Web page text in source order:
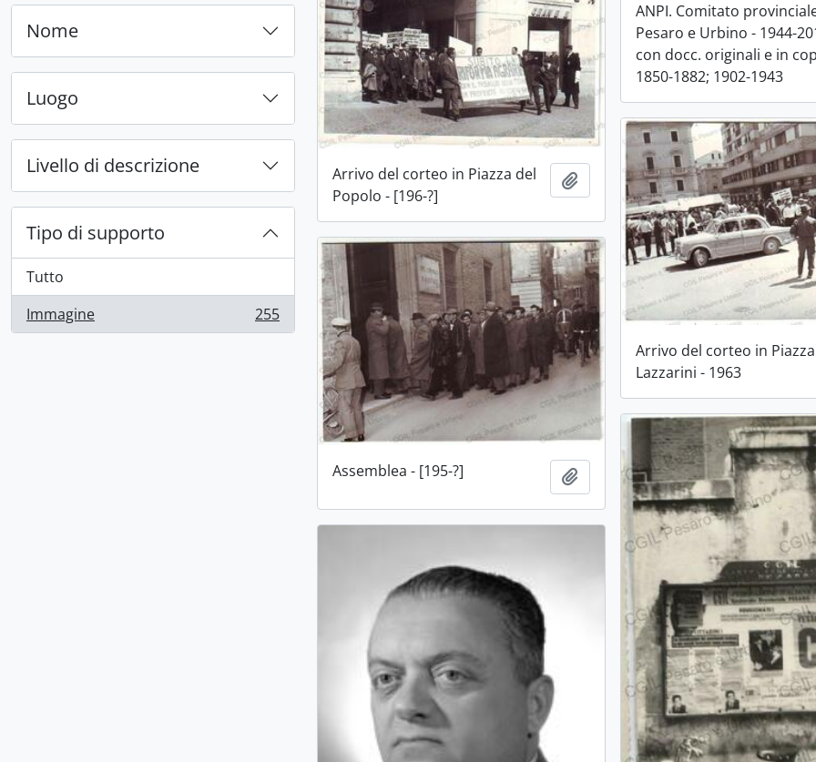
Nome
Luogo
Livello di descrizione
Tipo di supporto
Tutto
Immagine
, 255 risultati 255
ANPI. Comitato
Pesaro e Urbino - 1944-
con docc. originali e in
1850-1882; 1902-1943
Arrivo del corteo in Piazza del
Popolo - [196-?]
Aggiungi all'area di lavoro
Arrivo del corteo in
Lazzarini - 1963
Assemblea - [195-?] Aggiungi all'area di lavoro